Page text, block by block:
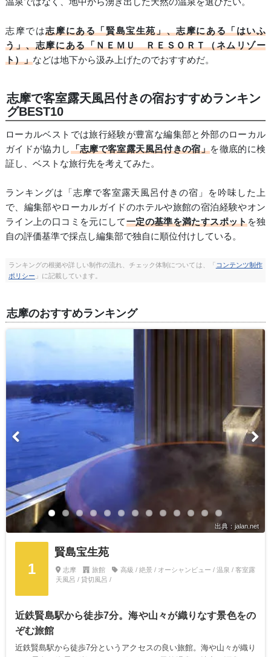
志摩では志摩にある「賢島宝生苑」、志摩にある「はいふ
う」、志摩にある「ＮＥＭＵ ＲＥＳＯＲＴ（ネムリゾー
ト）」などは地下から汲み上げたのでおすすめだ。
志摩で客室露天風呂付きの宿おすすめランキン
グBEST10
ローカルベストでは旅行経験が豊富な編集部と外部のローカル
ガイドが協力し「志摩で客室露天風呂付きの宿」を徹底的に検
証し、ベストな旅行先を考えてみた。
ランキングは「志摩で客室露天風呂付きの宿」を吟味した上
で、編集部やローカルガイドのホテルや旅館の宿泊経験やオン
ライン上の口コミを元にして一定の基準を満たすスポットを独
自の評価基準で採点し編集部で独自に順位付けしている。
ランキングの根拠や詳しい制作の流れ、チェック体制については、「 コンテンツ制作
ポリシー 」に記載しています。
志摩のおすすめランキング
出典：jalan.net
1
賢島宝生苑
志摩 旅館
高級 / 絶景 / オーシャンビュー / 温泉 / 客室露
天風呂 / 貸切風呂 /
近鉄賢島駅から徒歩7分。海や山々が織りなす景色をの
ぞむ旅館
近鉄賢島駅から徒歩7分というアクセスの良い旅館。海や山々が織り